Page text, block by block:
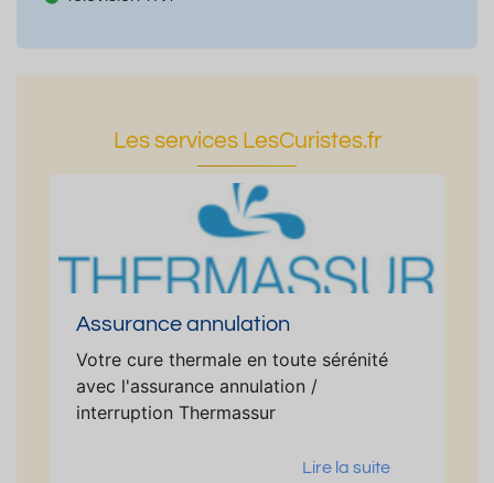
Les services LesCuristes.fr
Assurance annulation
Votre cure thermale en toute sérénité
avec l'assurance annulation /
interruption Thermassur
Lire la suite